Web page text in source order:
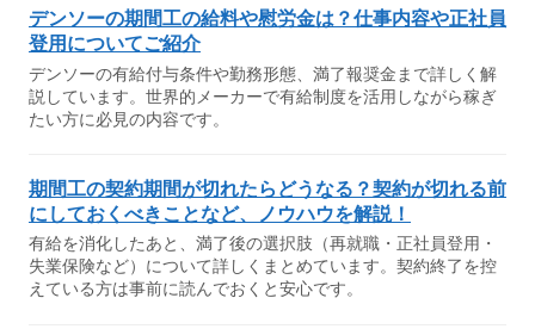
デンソーの期間工の給料や慰労金は？仕事内容や正社員
登用についてご紹介
デンソーの有給付与条件や勤務形態、満了報奨金まで詳しく解
説しています。世界的メーカーで有給制度を活用しながら稼ぎ
たい方に必見の内容です。
期間工の契約期間が切れたらどうなる？契約が切れる前
にしておくべきことなど、ノウハウを解説！
有給を消化したあと、満了後の選択肢（再就職・正社員登用・
失業保険など）について詳しくまとめています。契約終了を控
えている方は事前に読んでおくと安心です。